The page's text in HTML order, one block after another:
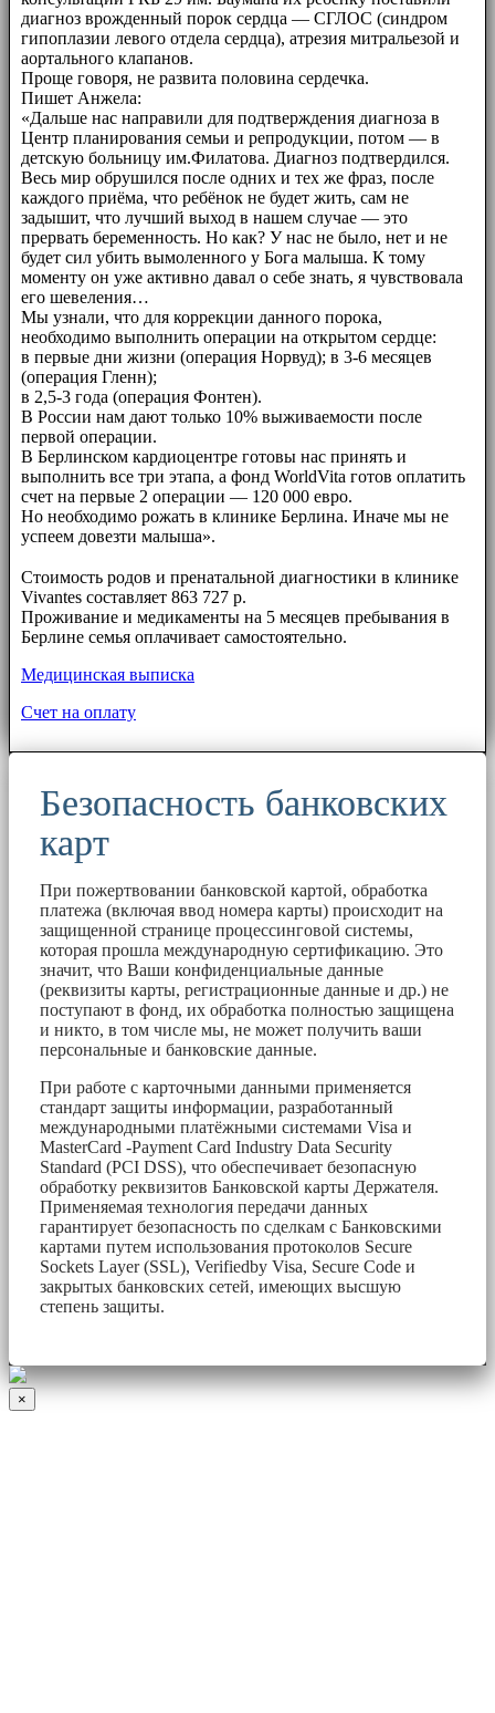
диагноз врожденный порок сердца — СГЛОС (синдром
гипоплазии левого отдела сердца), атрезия митральезой и
аортального клапанов.
Проще говоря, не развита половина сердечка.
Пишет Анжела:
«Дальше нас направили для подтверждения диагноза в
Центр планирования семьи и репродукции, потом — в
детскую больницу им.Филатова. Диагноз подтвердился.
Весь мир обрушился после одних и тех же фраз, после
каждого приёма, что ребёнок не будет жить, сам не
задышит, что лучший выход в нашем случае — это
прервать беременность. Но как? У нас не было, нет и не
будет сил убить вымоленного у Бога малыша. К тому
моменту он уже активно давал о себе знать, я чувствовала
его шевеления…
Мы узнали, что для коррекции данного порока,
необходимо выполнить операции на открытом сердце:
в первые дни жизни (операция Норвуд); в 3-6 месяцев
(операция Гленн);
в 2,5-3 года (операция Фонтен).
В России нам дают только 10% выживаемости после
первой операции.
В Берлинском кардиоцентре готовы нас принять и
выполнить все три этапа, а фонд WorldVita готов оплатить
счет на первые 2 операции — 120 000 евро.
Но необходимо рожать в клинике Берлина. Иначе мы не
успеем довезти малыша».
Стоимость родов и пренатальной диагностики в клинике
Vivantes составляет 863 727 р.
Проживание и медикаменты на 5 месяцев пребывания в
Берлине семья оплачивает самостоятельно.
Медицинская выписка
Счет на оплату
Безопасность банковских
карт
При пожертвовании банковской картой, обработка
платежа (включая ввод номера карты) происходит на
защищенной странице процессинговой системы,
которая прошла международную сертификацию. Это
значит, что Ваши конфиденциальные данные
(реквизиты карты, регистрационные данные и др.) не
поступают в фонд, их обработка полностью защищена
и никто, в том числе мы, не может получить ваши
персональные и банковские данные.
При работе с карточными данными применяется
стандарт защиты информации, разработанный
международными платёжными системами Visa и
MasterCard -Payment Card Industry Data Security
Standard (PCI DSS), что обеспечивает безопасную
обработку реквизитов Банковской карты Держателя.
Применяемая технология передачи данных
гарантирует безопасность по сделкам с Банковскими
картами путем использования протоколов Secure
Sockets Layer (SSL), Verifiedby Visa, Secure Code и
закрытых банковских сетей, имеющих высшую
степень защиты.
×